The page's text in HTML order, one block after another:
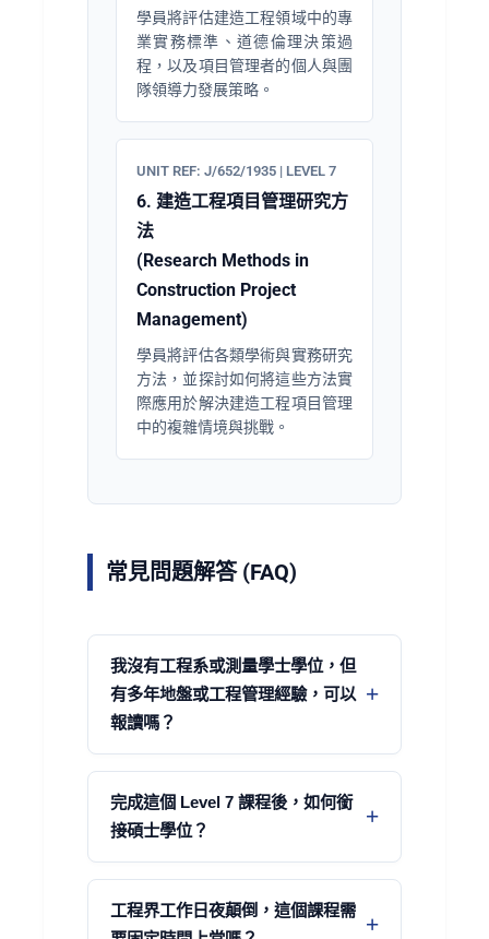
學員將評估建造工程領域中的專
業實務標準、道德倫理決策過
程，以及項目管理者的個人與團
隊領導力發展策略。
UNIT REF: J/652/1935 | LEVEL 7
6. 建造工程項目管理研究方
法
(Research Methods in
Construction Project
Management)
學員將評估各類學術與實務研究
方法，並探討如何將這些方法實
際應用於解決建造工程項目管理
中的複雜情境與挑戰。
常見問題解答 (FAQ)
我沒有工程系或測量學士學位，但
有多年地盤或工程管理經驗，可以
報讀嗎？
完成這個 Level 7 課程後，如何銜
接碩士學位？
工程界工作日夜顛倒，這個課程需